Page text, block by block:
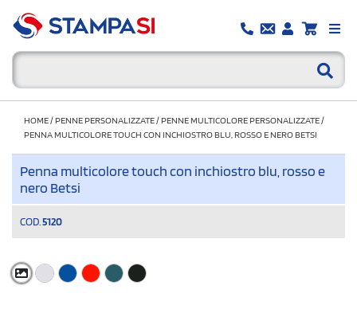
HOME/PENNE PERSONALIZZATE/PENNE MULTICOLORE PERSONALIZZATE/
PENNA MULTICOLORE TOUCH CON INCHIOSTRO BLU, ROSSO E NERO BETSI
Penna multicolore touch con inchiostro blu, rosso e
nero Betsi
COD. 5120